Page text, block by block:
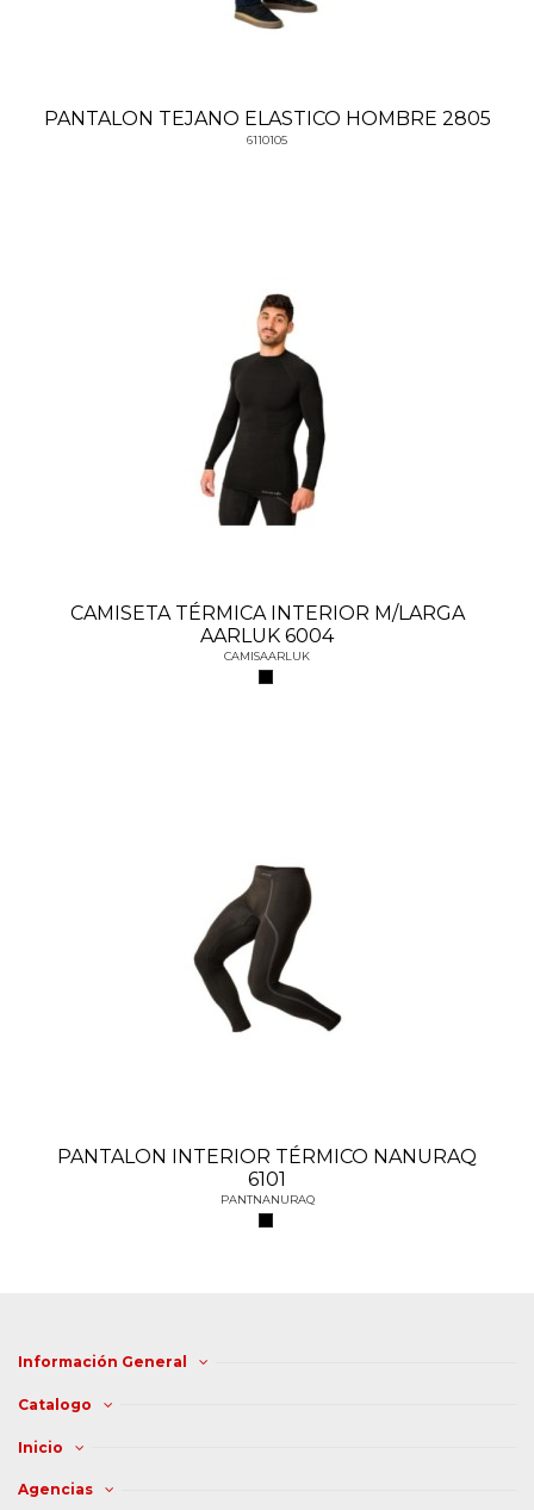
PANTALON TEJANO ELASTICO HOMBRE 2805
6110105
CAMISETA TÉRMICA INTERIOR M/LARGA
AARLUK 6004
CAMISAARLUK
PANTALON INTERIOR TÉRMICO NANURAQ
6101
PANTNANURAQ
Información General
Catalogo
Inicio
Agencias